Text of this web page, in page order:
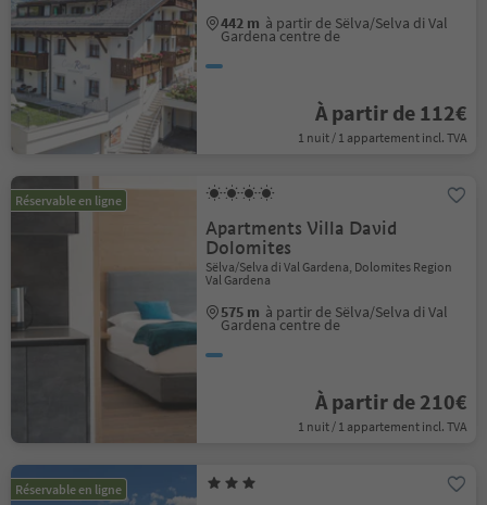
442 m à partir de Sëlva/Selva di Val
Gardena centre de
À partir de 112€
1 nuit / 1 appartement incl. TVA
Réservable en ligne
Apartments Villa David
Dolomites
Sëlva/Selva di Val Gardena, Dolomites Region
Val Gardena
575 m à partir de Sëlva/Selva di Val
Gardena centre de
À partir de 210€
1 nuit / 1 appartement incl. TVA
Réservable en ligne